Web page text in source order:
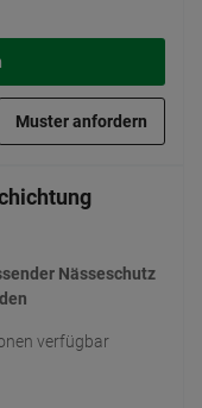
Muster anfordern
Nässeschutz
verfügbar